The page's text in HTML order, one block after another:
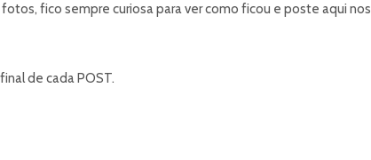
fico sempre curiosa para ver como ficou e poste aqui nos
de cada POST.